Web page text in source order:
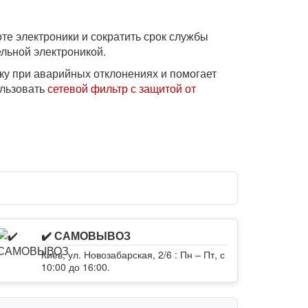
электроники и сократить срок службы
электроникой.
при аварийных отклонениях и помогает
сетевой фильтр с защитой от
✔️ САМОВЫВОЗ
Киев, ул. Новозабарская, 2/6 : Пн – Пт, с
10:00 до 16:00.